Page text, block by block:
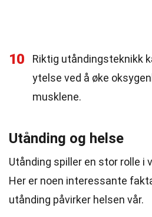
10
Riktig utåndingsteknikk
ytelse ved å øke
musklene.
Utånding og helse
Utånding spiller en stor rolle i
Her er noen interessante
utånding påvirker helsen vår.